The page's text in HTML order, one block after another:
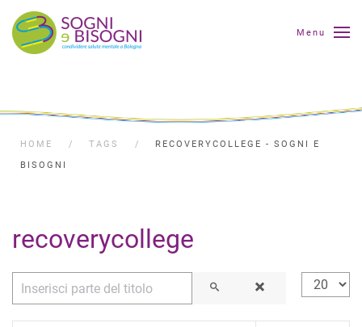
Menu
HOME TAGS
RECOVERYCOLLEGE - SOGNI E
BISOGNI
recoverycollege
Inserisci parte del titolo